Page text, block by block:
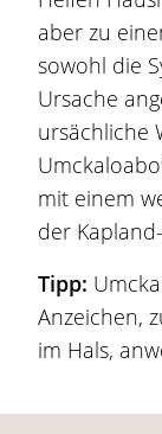
aber zu
sowohl die
Ursache
ursächliche
mit einem
der Kapland
Tipp:
Anzeichen,
im Hals,